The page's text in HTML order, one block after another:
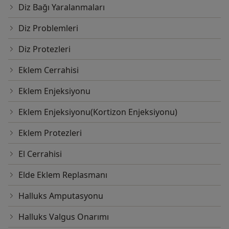
Diz Bağı Yaralanmaları
Diz Problemleri
Diz Protezleri
Eklem Cerrahisi
Eklem Enjeksiyonu
Eklem Enjeksiyonu(Kortizon Enjeksiyonu)
Eklem Protezleri
El Cerrahisi
Elde Eklem Replasmanı
Halluks Amputasyonu
Halluks Valgus Onarımı